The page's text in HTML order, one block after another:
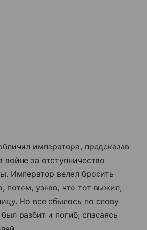
императора, предсказав
за отступничество
Император велел бросить
потом, узнав, что тот выжил,
Но все сбылось по слову
разбит и погиб, спасаясь